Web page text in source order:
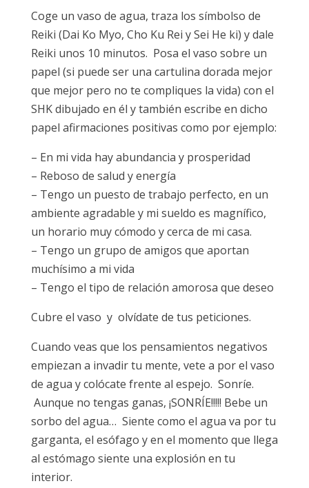
Coge un vaso de agua, traza los símbolso de
Reiki (Dai Ko Myo, Cho Ku Rei y Sei He ki) y dale
Reiki unos 10 minutos. Posa el vaso sobre un
papel (si puede ser una cartulina dorada mejor
que mejor pero no te compliques la vida) con el
SHK dibujado en él y también escribe en dicho
papel afirmaciones positivas como por ejemplo:
– En mi vida hay abundancia y prosperidad
– Reboso de salud y energía
– Tengo un puesto de trabajo perfecto, en un
ambiente agradable y mi sueldo es magnífico,
un horario muy cómodo y cerca de mi casa.
– Tengo un grupo de amigos que aportan
muchísimo a mi vida
– Tengo el tipo de relación amorosa que deseo
Cubre el vaso y olvídate de tus peticiones.
Cuando veas que los pensamientos negativos
empiezan a invadir tu mente, vete a por el vaso
de agua y colócate frente al espejo. Sonríe.
Aunque no tengas ganas, ¡SONRÍE!!!!! Bebe un
sorbo del agua… Siente como el agua va por tu
garganta, el esófago y en el momento que llega
al estómago siente una explosión en tu
interior.